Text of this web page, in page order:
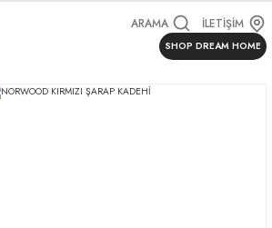
ARAMA İLETİŞİM
SHOP DREAM HOME